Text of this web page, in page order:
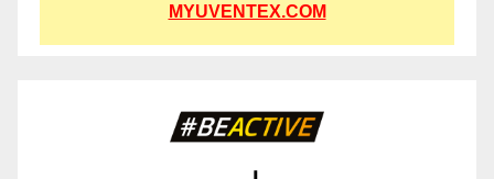
MYUVENTEX.COM